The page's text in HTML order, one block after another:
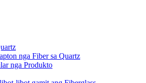
nga Fiber sa Quartz
nga Produkto